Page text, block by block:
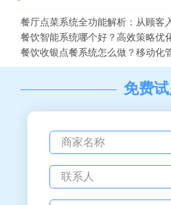
餐厅点菜系统全功能解析：从顾客
餐饮智能系统哪个好？高效策略优
餐饮收银点餐系统怎么做？移动化
免费试